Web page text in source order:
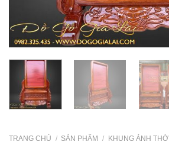
TRANG CHỦ / SẢN PHẨM / KHUNG ẢNH THỜ